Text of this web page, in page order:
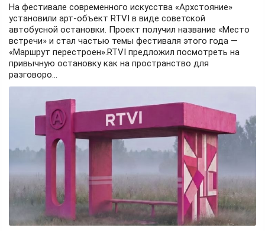
На фестивале современного искусства «Архстояние»
установили арт-объект RTVI в виде советской
автобусной остановки. Проект получил название «Место
встречи» и стал частью темы фестиваля этого года —
«Маршрут перестроен».RTVI предложил посмотреть на
привычную остановку как на пространство для
разговоро...